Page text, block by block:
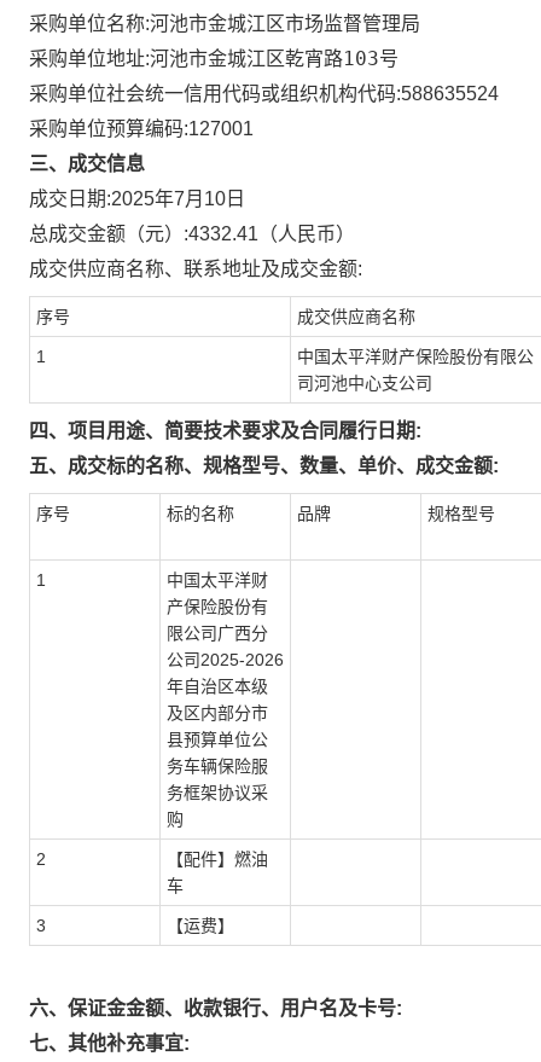
采购单位名称:河池市金城江区市场监督管理局
采购单位地址:河池市金城江区乾宵路103号
采购单位社会统一信用代码或组织机构代码:588635524
采购单位预算编码:127001
三、成交信息
成交日期:2025年7月10日
总成交金额（元）:4332.41 （人民币）
成交供应商名称、联系地址及成交金额:
序号 成交供应商名称
1
中国太平洋财产保险股份有限公
司河池中心支公司
四、项目用途、简要技术要求及合同履行日期:
五、成交标的名称、规格型号、数量、单价、成交金额:
序号 标的名称 品牌 规格型号
1
中国太平洋财
产保险股份有
限公司广西分
公司2025-2026
年自治区本级
及区内部分市
县预算单位公
务车辆保险服
务框架协议采
购
2
【配件】燃油
车
3 【运费】
六、保证金金额、收款银行、用户名及卡号:
七、其他补充事宜: